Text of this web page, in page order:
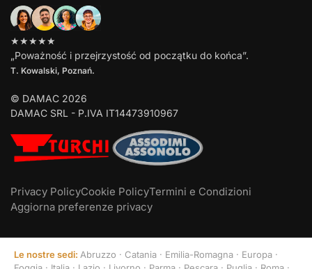
★★★★★
„Poważność i przejrzystość od początku do końca”.
T. Kowalski, Poznań.
© DAMAC 2026
DAMAC SRL - P.IVA IT14473910967
Privacy PolicyCookie PolicyTermini e Condizioni
Aggiorna preferenze privacy
Le nostre sedi: Abruzzo · Catania · Emilia-Romagna · Europa ·